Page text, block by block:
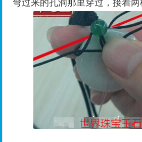
弯过来的孔洞那里穿过，接着两